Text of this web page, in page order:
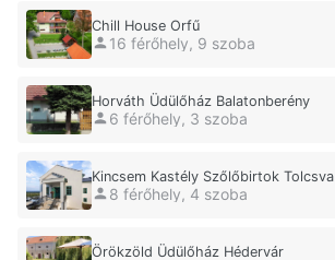
Chill House Orfű
16 férőhely, 9 szoba
Horváth Üdülőház Balatonberény
6 férőhely, 3 szoba
Kincsem Kastély Szőlőbirtok Tolcsva
8 férőhely, 4 szoba
Örökzöld Üdülőház Hédervár